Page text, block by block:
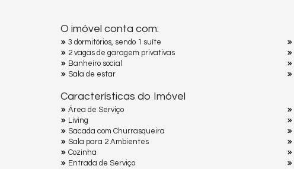
O imóvel conta com:
3 dormitórios, sendo 1 suíte
2 vagas de garagem privativas
Banheiro social
Sala de estar
Características do Imóvel
Área de Serviço
Living
Sacada com Churrasqueira
Sala para 2 Ambientes
Cozinha
Entrada de Serviço